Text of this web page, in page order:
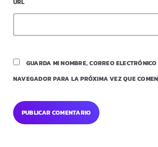
URL
GUARDA MI NOMBRE, CORREO
NAVEGADOR PARA LA PRÓXIMA VEZ QUE